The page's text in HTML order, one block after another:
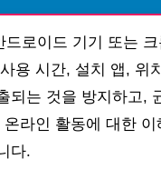
로이드 기기 또는
용 시간, 설치 앱, 위
되는 것을 방지하고,
라인 활동에 대한
다.